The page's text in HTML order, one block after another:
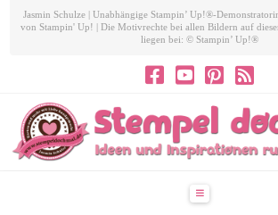
Jasmin Schulze | Unabhängige Stampin’ Up!®-
von Stampin' Up! | Die Motivrechte bei allen Bildern auf
liegen bei: © Stampin’ Up!®
Navigation